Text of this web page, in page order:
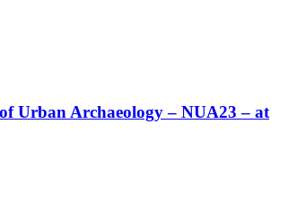
Urban Archaeology – NUA23 – at